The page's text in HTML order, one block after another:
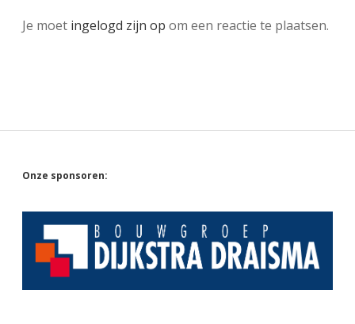
Je moet ingelogd zijn op om een reactie te plaatsen.
Sidebar
Onze sponsoren: